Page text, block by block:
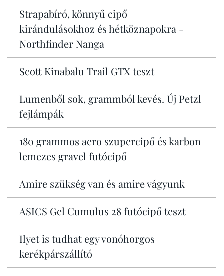
Strapabíró, könnyű cipő
kirándulásokhoz és hétköznapokra -
Northfinder Nanga
Scott Kinabalu Trail GTX teszt
Lumenből sok, grammból kevés. Új Petzl
fejlámpák
180 grammos aero szupercipő és karbon
lemezes gravel futócipő
Amire szükség van és amire vágyunk
ASICS Gel Cumulus 28 futócipő teszt
Ilyet is tudhat egy vonóhorgos
kerékpárszállító